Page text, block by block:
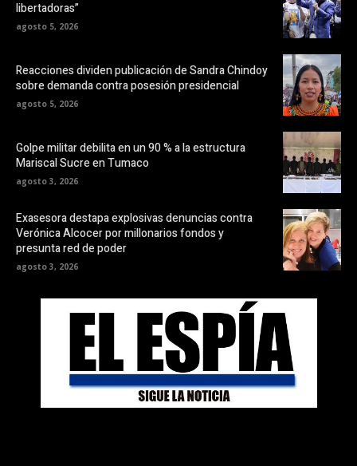
libertadoras”
agosto 5, 2026
Reacciones dividen publicación de Sandra Chindoy
sobre demanda contra posesión presidencial
agosto 5, 2026
Golpe militar debilita en un 90 % a la estructura
Mariscal Sucre en Tumaco
agosto 3, 2026
Exasesora destapa explosivas denuncias contra
Verónica Alcocer por millonarios fondos y
presunta red de poder
agosto 3, 2026